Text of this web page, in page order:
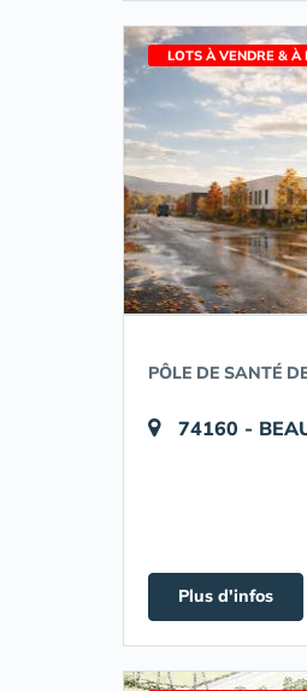
LOTS À VENDRE & À
PÔLE DE SANTÉ
74160 -
Plus d'infos